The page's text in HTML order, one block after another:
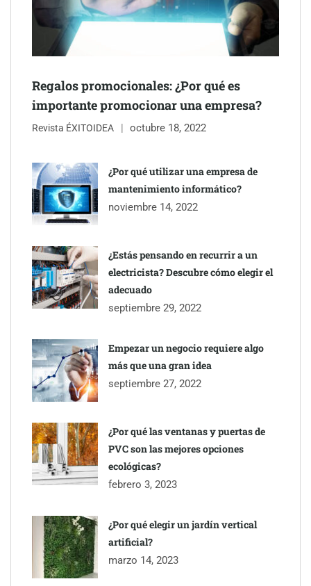
impermeabilización de las viviendas antes de las vacaciones
Servimudanzas supera las 3.000 reseñas con 4,8 estrellas en
mudanzas en Barcelona
Regalos promocionales: ¿Por qué es
importante promocionar una empresa?
Revista ÉXITOIDEA octubre 18, 2022
¿Por qué utilizar una empresa de
mantenimiento informático?
noviembre 14, 2022
¿Estás pensando en recurrir a un
electricista? Descubre cómo elegir el
adecuado
septiembre 29, 2022
Empezar un negocio requiere algo
más que una gran idea
septiembre 27, 2022
¿Por qué las ventanas y puertas de
PVC son las mejores opciones
ecológicas?
febrero 3, 2023
¿Por qué elegir un jardín vertical
artificial?
marzo 14, 2023